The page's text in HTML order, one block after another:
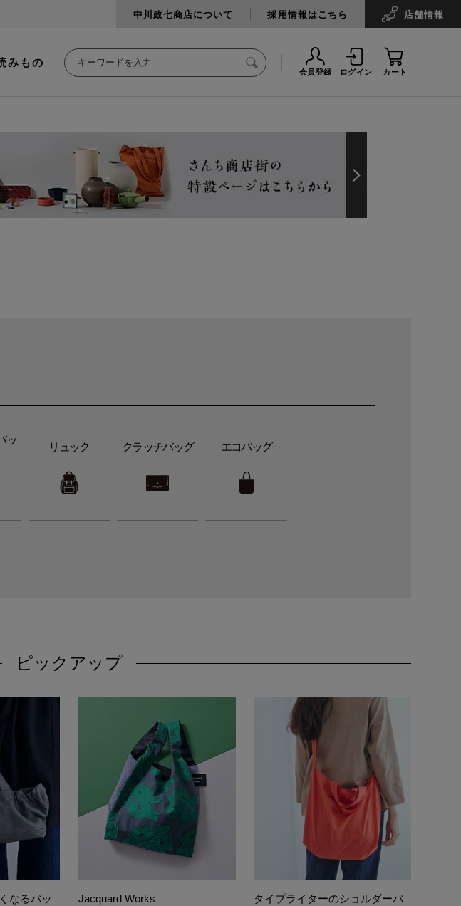
中川政七商店について 採用情報はこちら 店舗情報
みもの
会員登録 ログイン カート
ッ
リュック クラッチバッグ エコバッグ
ピックアップ
なるバッ
Jacquard Works
タイプライターのショルダーバ